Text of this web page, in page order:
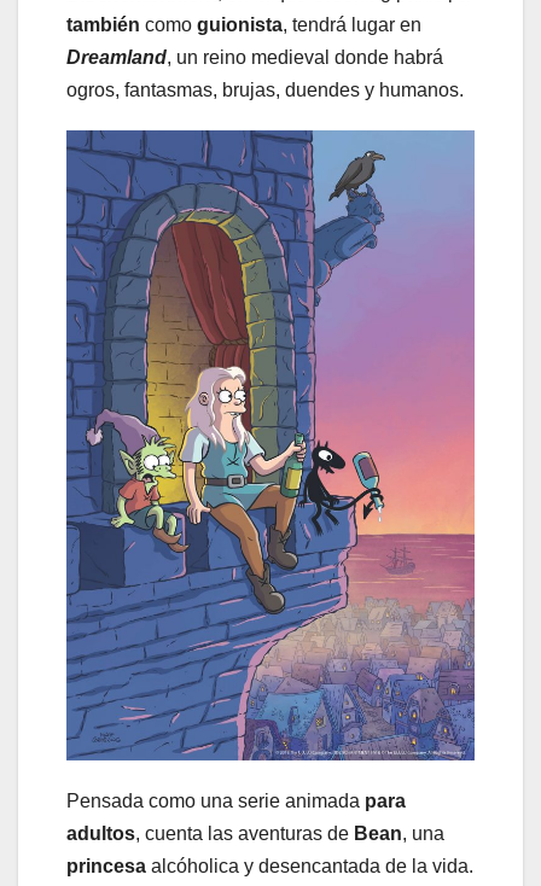
también como guionista, tendrá lugar en
Dreamland, un reino medieval donde habrá
ogros, fantasmas, brujas, duendes y humanos.
Pensada como una serie animada para
adultos, cuenta las aventuras de Bean, una
princesa alcóholica y desencantada de la vida.